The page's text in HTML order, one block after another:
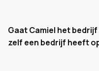
Gaat Camiel het
zelf een bedrijf heeft